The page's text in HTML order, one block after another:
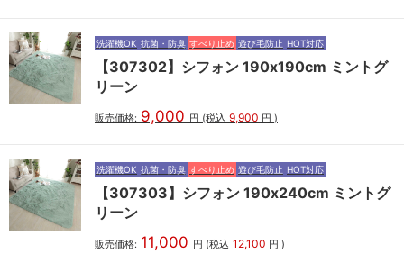
洗濯機OK 抗菌・防臭 すべり止め 遊び毛防止 HOT対応
【307302】シフォン 190x190cm ミントグ
リーン
販売価格: 9,000 円 (税込 9,900 円 )
洗濯機OK 抗菌・防臭 すべり止め 遊び毛防止 HOT対応
【307303】シフォン 190x240cm ミントグ
リーン
販売価格: 11,000 円 (税込 12,100 円 )